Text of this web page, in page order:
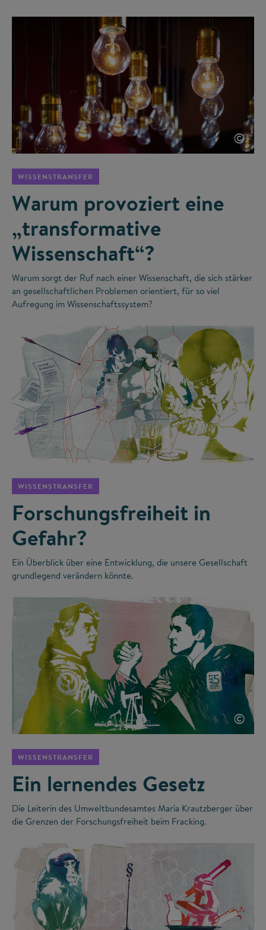
©
WISSENSTRANSFER
Warum provoziert eine
„transformative
Wissenschaft“?
Warum sorgt der Ruf nach einer Wissenschaft, die sich stärker
an gesellschaftlichen Problemen orientiert, für so viel
Aufregung im Wissenschaftssystem?
©
WISSENSTRANSFER
Forschungsfreiheit in
Gefahr?
Ein Überblick über eine Entwicklung, die unsere Gesellschaft
grundlegend verändern könnte.
©
WISSENSTRANSFER
Ein lernendes Gesetz
Die Leiterin des Umweltbundesamtes Maria Krautzberger über
die Grenzen der Forschungsfreiheit beim Fracking.